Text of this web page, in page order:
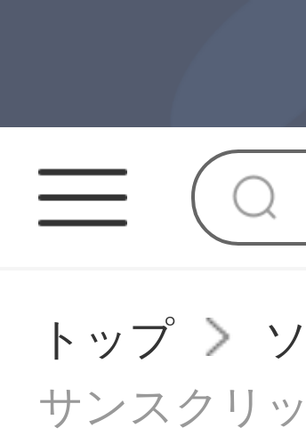
トップ
サンスクリ